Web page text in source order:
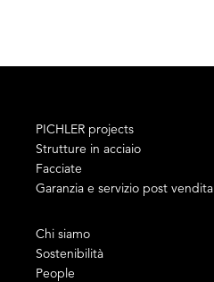
PICHLER projects
Strutture in acciaio
Facciate
Garanzia e servizio post vendita
Chi siamo
Sostenibilità
People